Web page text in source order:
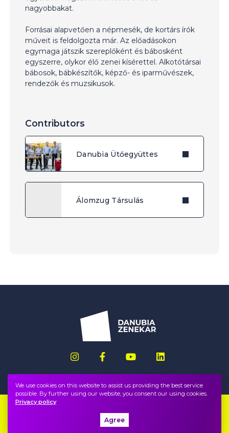
nagyobbakat.
Forrásai alapvetően a népmesék, de kortárs írók
műveit is feldolgozta már. Az előadásokon
egymaga játszik szereplőként és bábosként
egyszerre, olykor élő zenei kísérettel. Alkotótársai
bábosok, bábkészítők, képző- és iparművészek,
rendezők és muzsikusok.
Contributors
Danubia Ütőegyüttes
Álomzug Társulás
We use cookies on this website to assist us providing the best service
possible. By further using our website, you consent our using cookies.
Privacy policy
Agree
Privacy policy, terms